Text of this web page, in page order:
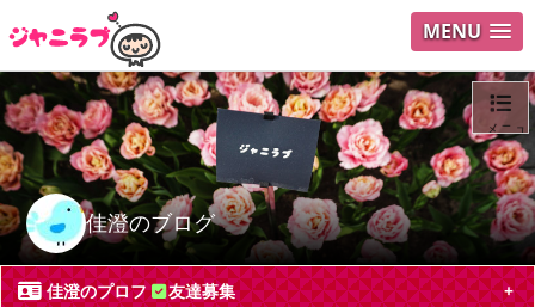
MENU
佳澄のブログ
メニュ
ログイ
佳澄のプロフ 友達募集